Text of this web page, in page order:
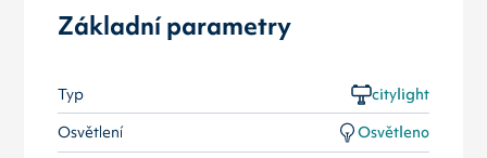
Základní parametry
Typ
citylight
Osvětlení
Osvětleno